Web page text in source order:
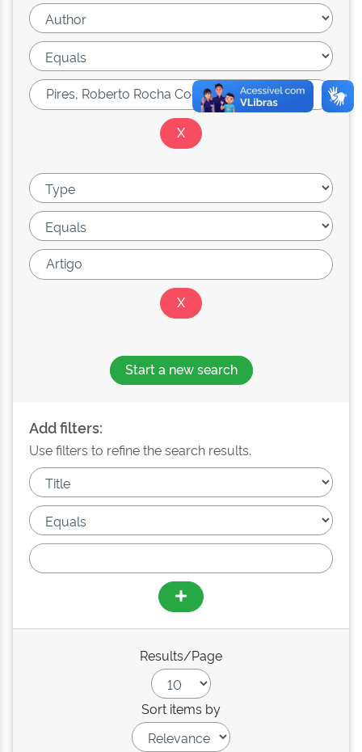
Start a new search
Add filters:
Use filters to refine the search results.
Results/Page
Sort items by